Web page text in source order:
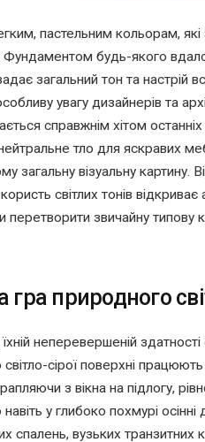
пастельним кольорам, які
Фундаментом будь-якого
загальний тон та настрій
увагу дизайнерів та
справжнім хітом останніх
тло для яскравих
візуальну картину.
світлих тонів
перетворити звичайну типову
гра природного
неперевершеній
світло-сірої поверхні
з вікна на підлогу,
у глибоко похмурі осінні
спалень, вузьких транзитних